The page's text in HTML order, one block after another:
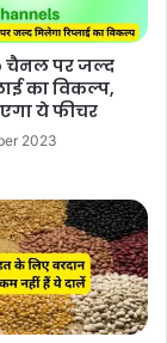
चैनल पर जल्द
का विकल्प,
ये फीचर
2023